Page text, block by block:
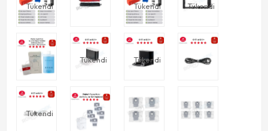
Tükendi Tükendi Tükendi
Tükendi Tükendi
Tükendi